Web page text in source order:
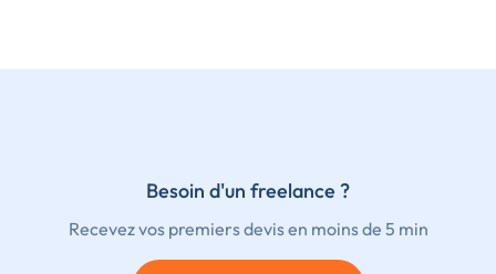
Besoin d'un freelance ?
Recevez vos premiers devis en moins de 5 min